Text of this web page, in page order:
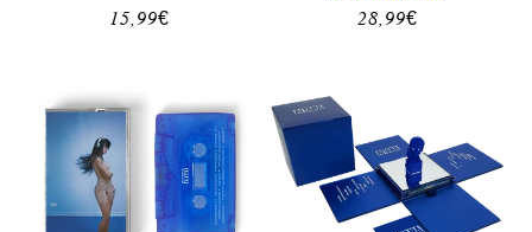
Precio
15,99€
Precio
28,99€